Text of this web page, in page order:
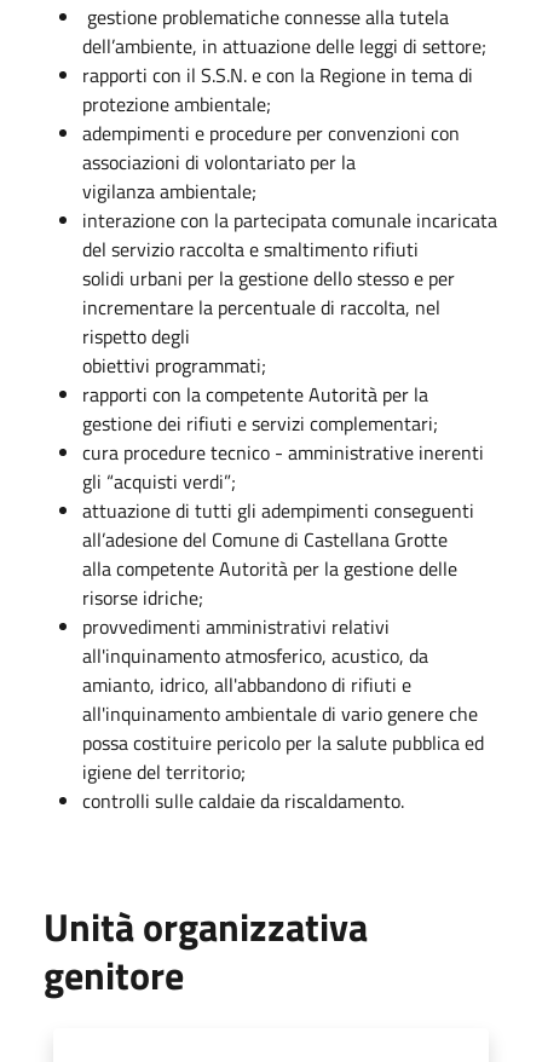
gestione problematiche connesse alla tutela
dell’ambiente, in attuazione delle leggi di settore;
rapporti con il S.S.N. e con la Regione in tema di
protezione ambientale;
adempimenti e procedure per convenzioni con
associazioni di volontariato per la
vigilanza ambientale;
interazione con la partecipata comunale incaricata
del servizio raccolta e smaltimento rifiuti
solidi urbani per la gestione dello stesso e per
incrementare la percentuale di raccolta, nel
rispetto degli
obiettivi programmati;
rapporti con la competente Autorità per la
gestione dei rifiuti e servizi complementari;
cura procedure tecnico - amministrative inerenti
gli “acquisti verdi”;
attuazione di tutti gli adempimenti conseguenti
all’adesione del Comune di Castellana Grotte
alla competente Autorità per la gestione delle
risorse idriche;
provvedimenti amministrativi relativi
all'inquinamento atmosferico, acustico, da
amianto, idrico, all'abbandono di rifiuti e
all'inquinamento ambientale di vario genere che
possa costituire pericolo per la salute pubblica ed
igiene del territorio;
controlli sulle caldaie da riscaldamento.
Unità organizzativa
genitore